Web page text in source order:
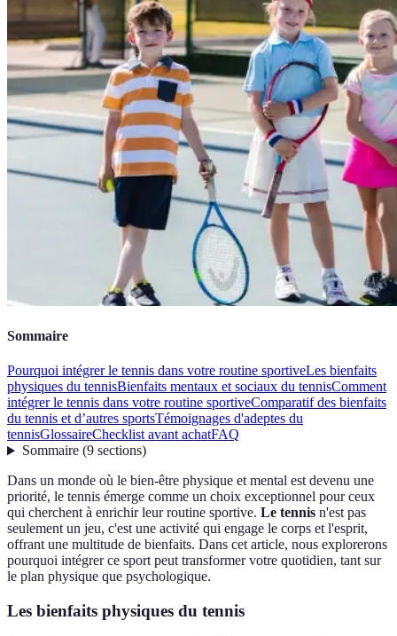
Sommaire
Pourquoi intégrer le tennis dans votre routine sportiveLes bienfaits
physiques du tennisBienfaits mentaux et sociaux du tennisComment
intégrer le tennis dans votre routine sportiveComparatif des bienfaits
du tennis et d’autres sportsTémoignages d'adeptes du
tennisGlossaireChecklist avant achatFAQ
Sommaire(9 sections)
Dans un monde où le bien-être physique et mental est devenu une
priorité, le tennis émerge comme un choix exceptionnel pour ceux
qui cherchent à enrichir leur routine sportive. Le tennis n'est pas
seulement un jeu, c'est une activité qui engage le corps et l'esprit,
offrant une multitude de bienfaits. Dans cet article, nous explorerons
pourquoi intégrer ce sport peut transformer votre quotidien, tant sur
le plan physique que psychologique.
Les bienfaits physiques du tennis